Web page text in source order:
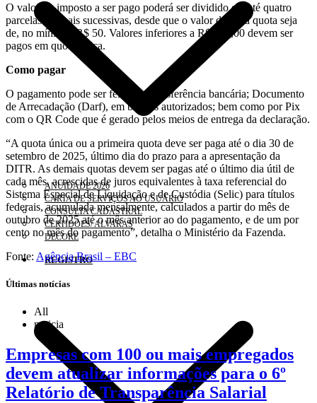
ANUIDADE 2026
CARTA DE SERVIÇOS AO USUÁRIO
CONSULTA CADASTRAL
CERTIDÕES/ ALVARÁS
DECORE
REGISTRO
O valor do imposto a ser pago poderá ser dividido em até quatro
parcelas mensais sucessivas, desde que o valor de cada quota seja
de, no mínimo, R$ 50. Valores inferiores a R$ 100,00 devem ser
pagos em quota única.
Como pagar
O pagamento pode ser feito por transferência bancária; Documento
de Arrecadação (Darf), em bancos autorizados; bem como por Pix
com o QR Code que é gerado pelos meios de entrega da declaração.
“A quota única ou a primeira quota deve ser paga até o dia 30 de
setembro de 2025, último dia do prazo para a apresentação da
DITR. As demais quotas devem ser pagas até o último dia útil de
cada mês, acrescidas de juros equivalentes à taxa referencial do
Sistema Especial de Liquidação e de Custódia (Selic) para títulos
federais, acumulada mensalmente, calculados a partir do mês de
outubro de 2025 até o mês anterior ao do pagamento, e de um por
cento no mês do pagamento”, detalha o Ministério da Fazenda.
Fonte: Agência Brasil – EBC
Últimas notícias
All
noticia
Empresas com 100 ou mais empregados
devem atualizar informações para o 6º
Relatório de Transparência Salarial